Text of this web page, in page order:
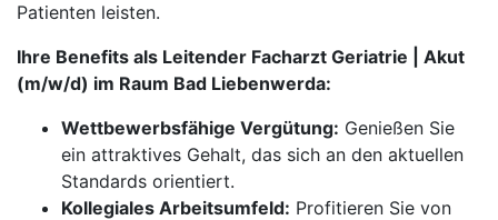
Patienten leisten.
Ihre Benefits als Leitender Facharzt Geriatrie | Akut
(m/w/d) im Raum Bad Liebenwerda:
Wettbewerbsfähige Vergütung: Genießen Sie
ein attraktives Gehalt, das sich an den aktuellen
Standards orientiert.
Kollegiales Arbeitsumfeld: Profitieren Sie von